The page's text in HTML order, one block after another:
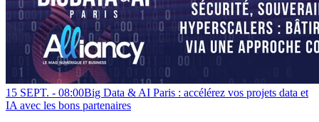
15 SEPT. - 08:00Big Data & AI Paris : accélérez vos projets data et
IA avec les bons partenaires